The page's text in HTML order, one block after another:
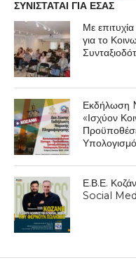
ΣΥΝΙΣΤΑΤΑΙ ΓΙΑ ΕΣΑΣ
Με
για το
Εκδήλωση
«Ισχύον
Ε.Β.Ε.
Social